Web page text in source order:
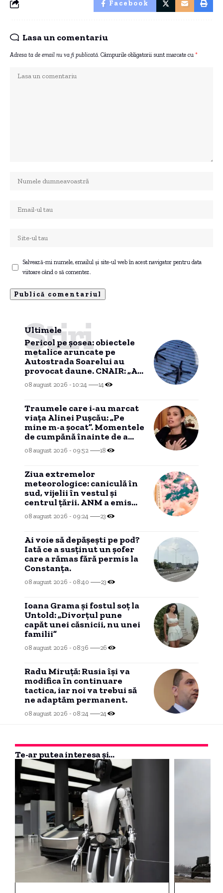
Facebook
Lasa un comentariu
Adresa ta de email nu va fi publicată. Câmpurile obligatorii sunt marcate cu *
Salvează-mi numele, emailul și site-ul web în acest navigator pentru data
viitoare când o să comentez.
Ultimele
Știri
Pericol pe șosea: obiectele
metalice aruncate pe
Autostrada Soarelui au
provocat daune. CNAIR: „Au
fost afectate anvelopele și
jantele”
08 august 2026 - 10:24 14
Traumele care i-au marcat
viața Alinei Pușcău: „Pe
mine m-a șocat”. Momentele
de cumpănă înainte de a
anunța că este grav bolnavă
08 august 2026 - 09:52 18
Ziua extremelor
meteorologice: caniculă în
sud, vijelii în vestul și
centrul țării. ANM a emis
trei coduri galbene HARTĂ
08 august 2026 - 09:24 23
Ai voie să depășești pe pod?
Iată ce a susținut un șofer
care a rămas fără permis la
Constanța.
08 august 2026 - 08:40 23
Ioana Grama și fostul soț la
Untold: „Divorțul pune
capăt unei căsnicii, nu unei
familii”
08 august 2026 - 08:36 26
Radu Miruță: Rusia își va
modifica în continuare
tactica, iar noi va trebui să
ne adaptăm permanent.
08 august 2026 - 08:24 24
Te-ar putea interesa și...